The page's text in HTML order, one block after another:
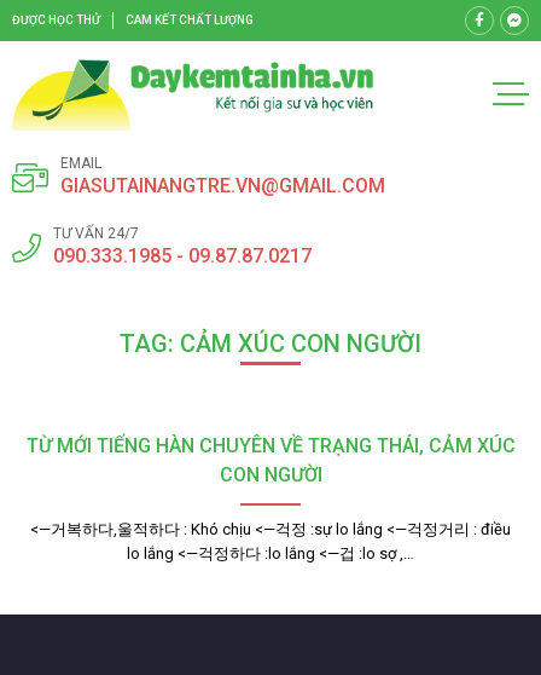
ĐƯỢC HỌC THỬ CAM KẾT CHẤT LƯỢNG
EMAIL
GIASUTAINANGTRE.VN@GMAIL.COM
TƯ VẤN 24/7
090.333.1985 - 09.87.87.0217
TAG: CẢM XÚC CON NGƯỜI
TỪ MỚI TIẾNG HÀN CHUYÊN VỀ TRẠNG THÁI, CẢM XÚC
CON NGƯỜI
<—거복하다,울적하다 : Khó chịu <—걱정 :sự lo lắng <—걱정거리 : điều
lo lắng <—걱정하다 :lo lắng <—겁 :lo sợ ,…